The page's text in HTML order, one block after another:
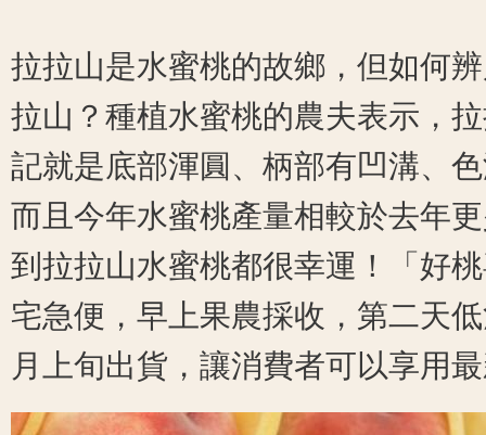
拉拉山是水蜜桃的故鄉，但如何
拉山？種植水蜜桃的農夫表示，
記就是底部渾圓、柄部有凹溝、
而且今年水蜜桃產量相較於去年
到拉拉山水蜜桃都很幸運！「好
宅急便，早上果農採收，第二天
月上旬出貨，讓消費者可以享用